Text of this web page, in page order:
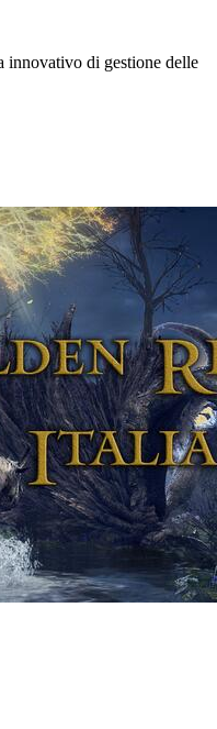
innovativo di gestione delle